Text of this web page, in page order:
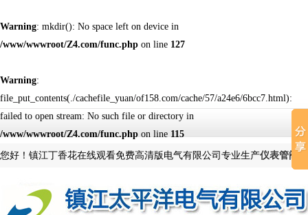
Warning: mkdir(): No space left on device in
/www/wwwroot/Z4.com/func.php on line 127
Warning:
file_put_contents(./cachefile_yuan/of158.com/cache/57/a24e6/6bcc7.html):
failed to open stream: No such file or directory in
/www/wwwroot/Z4.com/func.php on line 115
您好！镇江丁香花在线观看免费高清版电气有限公司专业生产仪表管阀件